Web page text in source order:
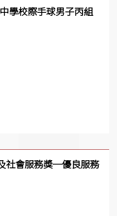
學校際手球男子丙組
社會服務獎─優良服務